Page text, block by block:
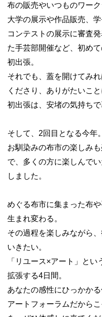
布の販売やいつものワー
大学の展示や作品販売、
コンテストの展示に審査
た手芸部開催など、初め
初出張。
それでも、蓋を開けてみ
くださり、ありがたいこ
初出張は、安堵の気持ち
そして、2回目となる今年。
お馴染みの布市の楽しみ
で、多くの方に楽しんで
しました。
めぐる布市に集まった布
生まれ変わる。
その過程を楽しみながら
いきたい。
「リユース×アート」と
拡張する4日間。
あなたの感性にひっかか
アートフォーラムだから